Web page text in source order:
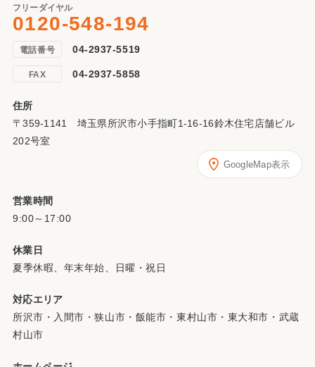
フリーダイヤル
0120-548-194
電話番号 04-2937-5519
FAX 04-2937-5858
住所
〒359-1141 埼玉県所沢市小手指町1-16-16鈴木住宅店舗ビル
202号室
GoogleMap表示
営業時間
9:00～17:00
休業日
夏季休暇、年末年始、日曜・祝日
対応エリア
所沢市・入間市・狭山市・飯能市・東村山市・東大和市・武蔵
村山市